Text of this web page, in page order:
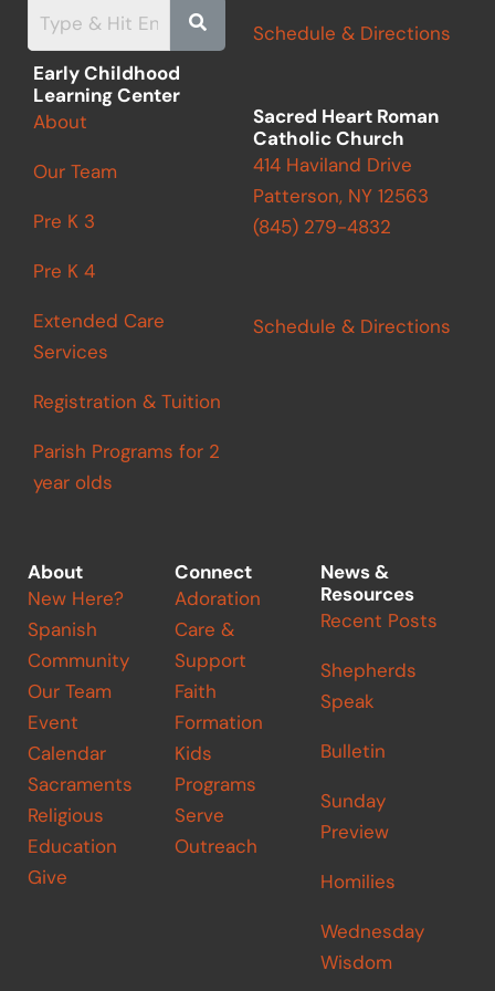
o
k
r
a
m
e
r
Early Childhood
Learning Center
About
Our Team
Pre K 3
Pre K 4
Extended Care
Services
Registration & Tuition
Parish Programs for 2
year olds
Schedule & Directions
Sacred Heart Roman
Catholic Church
414 Haviland Drive
Patterson, NY 12563
(845) 279-4832
Schedule & Directions
About
New Here?
Spanish
Community
Our Team
Event
Calendar
Sacraments
Religious
Education
Give
Connect
Adoration
Care &
Support
Faith
Formation
Kids
Programs
Serve
Outreach
News &
Resources
Recent Posts
Shepherds
Speak
Bulletin
Sunday
Preview
Homilies
Wednesday
Wisdom